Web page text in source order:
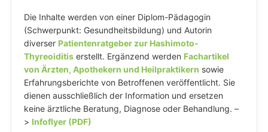
Die Inhalte werden von einer Diplom-Pädagogin
(Schwerpunkt: Gesundheitsbildung) und Autorin
diverser Patientenratgeber zur Hashimoto-
Thyreoiditis erstellt. Ergänzend werden Fachartikel
von Ärzten, Apothekern und Heilpraktikern sowie
Erfahrungsberichte von Betroffenen veröffentlicht. Sie
dienen ausschließlich der Information und ersetzen
keine ärztliche Beratung, Diagnose oder Behandlung. –
> Infoflyer (PDF)